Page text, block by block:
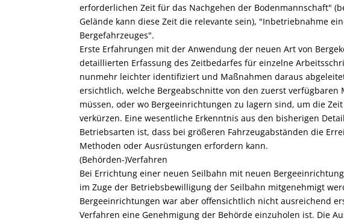
erforderlichen Zeit für das Nachgehen der Bodenmannschaft"
Gelände kann diese Zeit die relevante sein), "Inbetriebnahme
Bergefahrzeuges".
Erste Erfahrungen mit der Anwendung der neuen Art von
detaillierten Erfassung des Zeitbedarfes für einzelne
nunmehr leichter identifiziert und Maßnahmen daraus
ersichtlich, welche Bergeabschnitte von den zuerst verfügbaren
müssen, oder wo Bergeeinrichtungen zu lagern sind, um die
verkürzen. Eine wesentliche Erkenntnis aus den bisherigen
Betriebsarten ist, dass bei größeren Fahrzeugabständen die
Methoden oder Ausrüstungen erfordern kann.
(Behörden-)Verfahren
Bei Errichtung einer neuen Seilbahn mit neuen
im Zuge der Betriebsbewilligung der Seilbahn mitgenehmigt
Bergeeinrichtungen war aber offensichtlich nicht ausreichend
Verfahren eine Genehmigung der Behörde einzuholen ist. Die